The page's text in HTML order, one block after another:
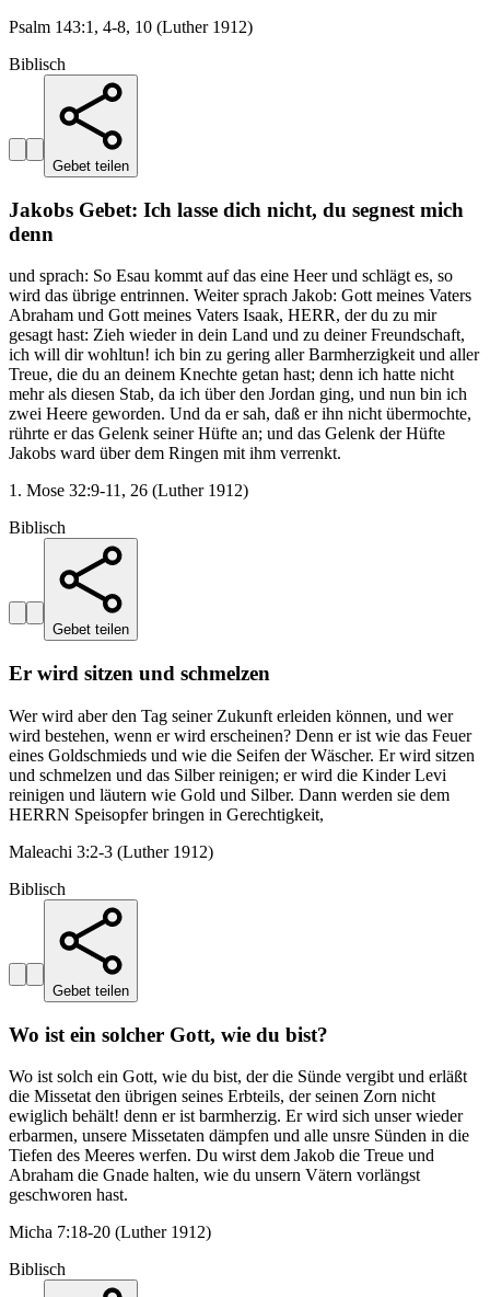
Psalm 143:1, 4-8, 10 (Luther 1912)
Biblisch
Gebet teilen
Jakobs Gebet: Ich lasse dich nicht, du segnest mich
denn
und sprach: So Esau kommt auf das eine Heer und schlägt es, so
wird das übrige entrinnen. Weiter sprach Jakob: Gott meines Vaters
Abraham und Gott meines Vaters Isaak, HERR, der du zu mir
gesagt hast: Zieh wieder in dein Land und zu deiner Freundschaft,
ich will dir wohltun! ich bin zu gering aller Barmherzigkeit und aller
Treue, die du an deinem Knechte getan hast; denn ich hatte nicht
mehr als diesen Stab, da ich über den Jordan ging, und nun bin ich
zwei Heere geworden. Und da er sah, daß er ihn nicht übermochte,
rührte er das Gelenk seiner Hüfte an; und das Gelenk der Hüfte
Jakobs ward über dem Ringen mit ihm verrenkt.
1. Mose 32:9-11, 26 (Luther 1912)
Biblisch
Gebet teilen
Er wird sitzen und schmelzen
Wer wird aber den Tag seiner Zukunft erleiden können, und wer
wird bestehen, wenn er wird erscheinen? Denn er ist wie das Feuer
eines Goldschmieds und wie die Seifen der Wäscher. Er wird sitzen
und schmelzen und das Silber reinigen; er wird die Kinder Levi
reinigen und läutern wie Gold und Silber. Dann werden sie dem
HERRN Speisopfer bringen in Gerechtigkeit,
Maleachi 3:2-3 (Luther 1912)
Biblisch
Gebet teilen
Wo ist ein solcher Gott, wie du bist?
Wo ist solch ein Gott, wie du bist, der die Sünde vergibt und erläßt
die Missetat den übrigen seines Erbteils, der seinen Zorn nicht
ewiglich behält! denn er ist barmherzig. Er wird sich unser wieder
erbarmen, unsere Missetaten dämpfen und alle unsre Sünden in die
Tiefen des Meeres werfen. Du wirst dem Jakob die Treue und
Abraham die Gnade halten, wie du unsern Vätern vorlängst
geschworen hast.
Micha 7:18-20 (Luther 1912)
Biblisch